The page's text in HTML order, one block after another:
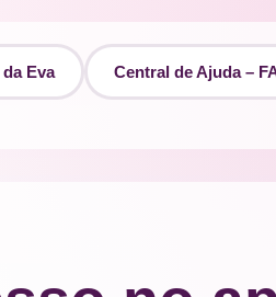
Eva
Central de Ajuda –